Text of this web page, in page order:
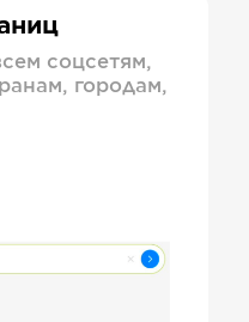
соцсетям,
городам,